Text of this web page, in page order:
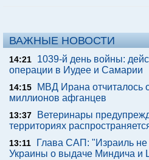
ВАЖНЫЕ НОВОСТИ
14:21
1039-й день войны:
операции в Иудее и Самарии
14:15
МВД Ирана отчиталось
миллионов афганцев
13:37
Ветеринары
территориях
13:11
Глава САП: "Израиль не
Украины о выдаче Миндича и